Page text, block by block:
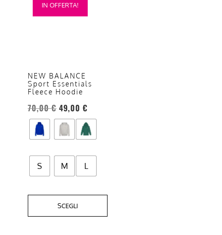
IN OFFERTA!
NEW BALANCE
Sport Essentials
Fleece Hoodie
70,00€ 49,00 €
S M L
SCEGLI
prodotto
opzioni
possono
essere
scelte
nella
pagina
prodotto